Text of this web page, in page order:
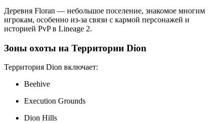
Деревня Floran — небольшое поселение, знакомое многим
игрокам, особенно из-за связи с кармой персонажей и
историей PvP в Lineage 2.
Зоны охоты на Территории Dion
Территория Dion включает:
Beehive
Execution Grounds
Dion Hills